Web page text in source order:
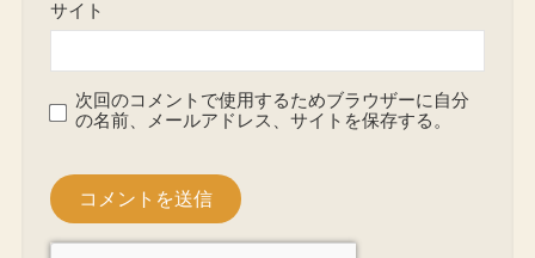
サイト
次回のコメントで使用するためブラウザーに自分
の名前、メールアドレス、サイトを保存する。